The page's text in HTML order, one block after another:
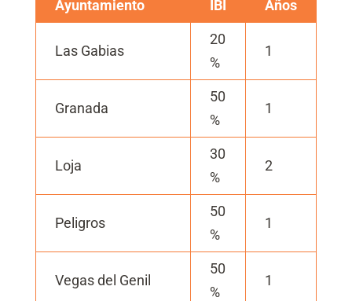
Ayuntamiento IBI Años
Las Gabias
20
%
1
Granada
50
%
1
Loja
30
%
2
Peligros
50
%
1
Vegas del Genil
50
%
1